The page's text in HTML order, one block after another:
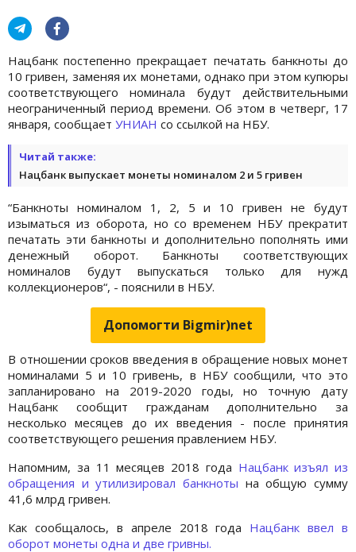
Нацбанк постепенно прекращает печатать банкноты до
10 гривен, заменяя их монетами, однако при этом купюры
соответствующего номинала будут действительными
неограниченный период времени. Об этом в четверг, 17
января, сообщает УНИАН со ссылкой на НБУ.
Читай также:
Нацбанк выпускает монеты номиналом 2 и 5 гривен
“Банкноты номиналом 1, 2, 5 и 10 гривен не будут
изыматься из оборота, но со временем НБУ прекратит
печатать эти банкноты и дополнительно пополнять ими
денежный оборот. Банкноты соответствующих
номиналов будут выпускаться только для нужд
коллекционеров“, - пояснили в НБУ.
Допомогти Bigmir)net
В отношении сроков введения в обращение новых монет
номиналами 5 и 10 гривень, в НБУ сообщили, что это
запланировано на 2019-2020 годы, но точную дату
Нацбанк сообщит гражданам дополнительно за
несколько месяцев до их введения - после принятия
соответствующего решения правлением НБУ.
Напомним, за 11 месяцев 2018 года Нацбанк изъял из
обращения и утилизировал банкноты на общую сумму
41,6 млрд гривен.
Как сообщалось, в апреле 2018 года Нацбанк ввел в
оборот монеты одна и две гривны.